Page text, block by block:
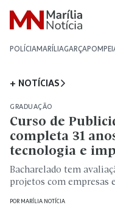
POLÍCIAMARÍLIAGARÇA
+ NOTÍCIAS
GRADUAÇÃO
Curso de
completa 31
tecnologia e
Bacharelado tem
projetos com empresas
POR MARÍLIA NOTÍCIA